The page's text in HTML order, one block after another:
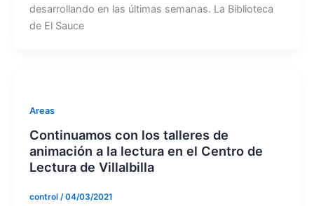
desarrollando en las últimas semanas. La Biblioteca
de El Sauce
Areas
Continuamos con los talleres de
animación a la lectura en el Centro de
Lectura de Villalbilla
control /04/03/2021